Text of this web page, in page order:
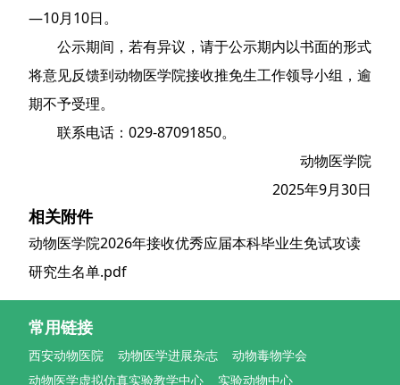
—10月10日。
公示期间，若有异议，请于公示期内以书面的形式
将意见反馈到动物医学院接收推免生工作领导小组，逾
期不予受理。
联系电话：029-87091850。
动物医学院
2025年9月30日
相关附件
动物医学院2026年接收优秀应届本科毕业生免试攻读
研究生名单.pdf
常用链接
西安动物医院 动物医学进展杂志
动物毒物学会
动物医学虚拟仿真实验教学中心
实验动物中心